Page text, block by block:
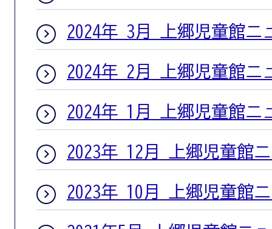
2024年 3月 上郷児童館ニ
2024年 2月 上郷児童館ニ
2024年 1月 上郷児童館ニ
2023年 12月 上郷児童館
2023年 10月 上郷児童館